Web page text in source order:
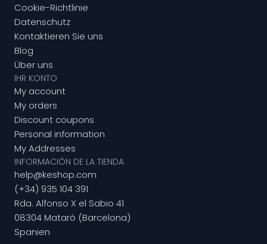
Cookie-Richtlinie
Datenschutz
Kontaktieren Sie uns
Blog
Über uns
IHR KONTO
My account
My orders
Discount coupons
Personal information
My Addresses
INFORMACIÓN DE LA TIENDA
help@keshop.com
(+34) 935 104 391
Rda. Alfonso X el Sabio 41
08304 Mataró (Barcelona)
Spanien